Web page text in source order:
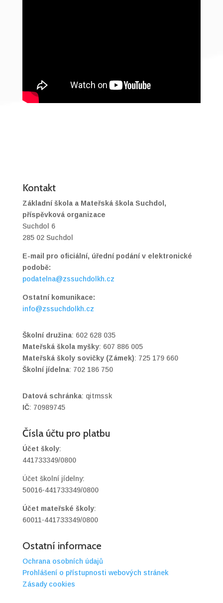
Kontakt
Základní škola a Mateřská škola Suchdol,
příspěvková organizace
Suchdol 6
285 02 Suchdol
E-mail pro oficiální, úřední podání v elektronické
podobě:
podatelna@zssuchdolkh.cz
Ostatní komunikace:
info@zssuchdolkh.cz
Školní družina: 602 628 035
Mateřská škola myšky: 607 886 005
Mateřská školy sovičky (Zámek): 725 179 660
Školní jídelna: 702 186 750
Datová schránka: qitmssk
IČ: 70989745
Čísla účtu pro platbu
Účet školy:
441733349/0800
Účet školní jídelny:
50016-441733349/0800
Účet mateřské školy:
60011-441733349/0800
Ostatní informace
Ochrana osobních údajů
Prohlášení o přístupnosti webových stránek
Zásady cookies